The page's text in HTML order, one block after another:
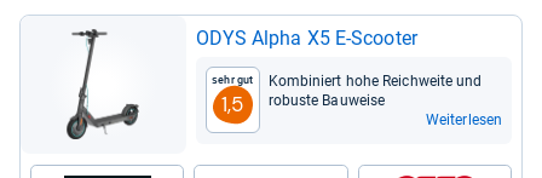
ODYS Alpha X5 E-​Scoo­ter
Sehr gut
1,5
Kom­bi­niert hohe Reich­weite und
robuste Bau­weise
Weiterlesen